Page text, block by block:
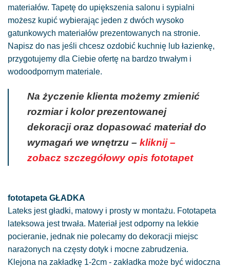
materiałów. Tapetę do upiększenia salonu i sypialni
możesz kupić wybierając jeden z dwóch wysoko
gatunkowych materiałów prezentowanych na stronie.
Napisz do nas jeśli chcesz ozdobić kuchnię lub łazienkę,
przygotujemy dla Ciebie ofertę na bardzo trwałym i
wodoodpornym materiale.
Na życzenie klienta możemy zmienić
rozmiar i kolor prezentowanej
dekoracji oraz dopasować materiał do
wymagań we wnętrzu – kliknij –
zobacz szczegółowy opis fototapet
fototapeta GŁADKA
Lateks jest gładki, matowy i prosty w montażu. Fototapeta
lateksowa jest trwała. Materiał jest odporny na lekkie
pocieranie, jednak nie polecamy do dekoracji miejsc
narażonych na częsty dotyk i mocne zabrudzenia.
Klejona na zakładkę 1-2cm - zakładka może być widoczna